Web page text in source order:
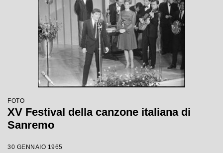
FOTO
XV Festival della canzone italiana di
Sanremo
30 GENNAIO 1965